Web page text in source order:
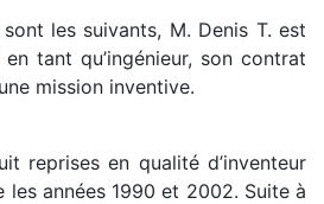
les suivants, M. Denis T. est
tant qu’ingénieur, son contrat
mission inventive.
reprises en qualité d’inventeur
années 1990 et 2002. Suite à